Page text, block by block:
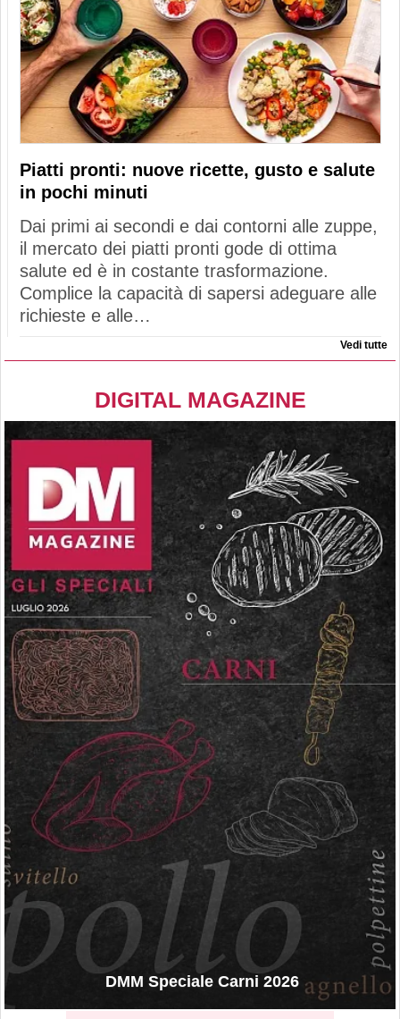
Piatti pronti: nuove ricette, gusto e salute
in pochi minuti
Dai primi ai secondi e dai contorni alle zuppe,
il mercato dei piatti pronti gode di ottima
salute ed è in costante trasformazione.
Complice la capacità di sapersi adeguare alle
richieste e alle…
Vedi tutte
DIGITAL MAGAZINE
DMM Speciale Carni 2026